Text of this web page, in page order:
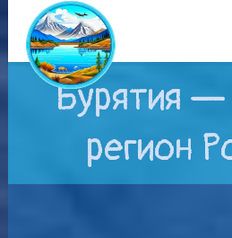
Бурятия —
регион